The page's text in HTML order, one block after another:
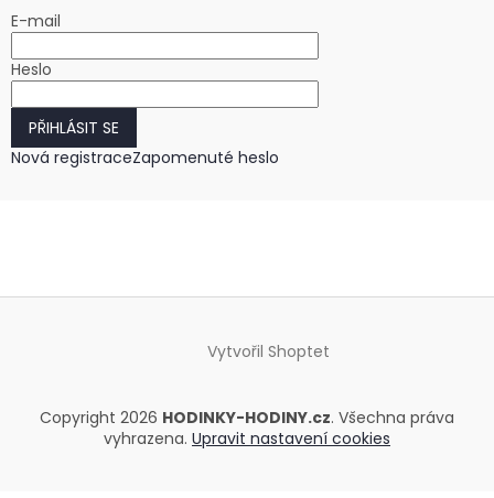
E-mail
Heslo
PŘIHLÁSIT SE
Nová registraceZapomenuté heslo
Vytvořil Shoptet
Copyright 2026 HODINKY-HODINY.cz. Všechna práva
vyhrazena. Upravit nastavení cookies